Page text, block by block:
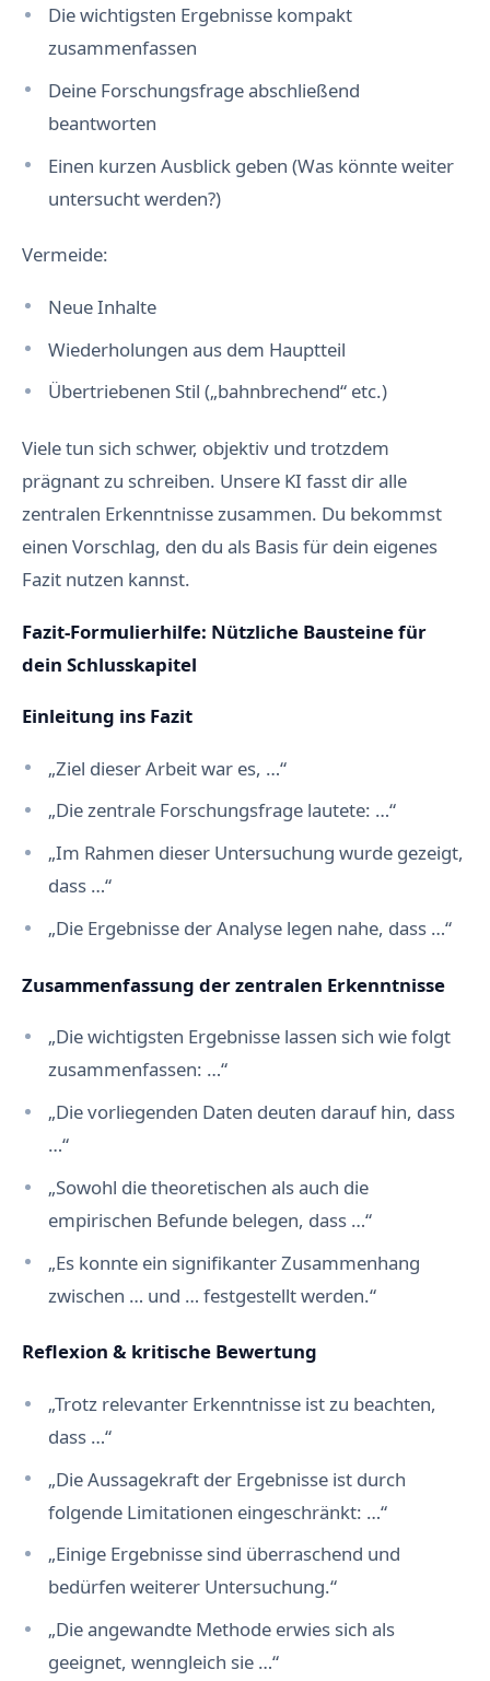
Die wichtigsten Ergebnisse kompakt
zusammenfassen
Deine Forschungsfrage abschließend
beantworten
Einen kurzen Ausblick geben (Was könnte weiter
untersucht werden?)
Vermeide:
Neue Inhalte
Wiederholungen aus dem Hauptteil
Übertriebenen Stil („bahnbrechend“ etc.)
Viele tun sich schwer, objektiv und trotzdem
prägnant zu schreiben. Unsere KI fasst dir alle
zentralen Erkenntnisse zusammen. Du bekommst
einen Vorschlag, den du als Basis für dein eigenes
Fazit nutzen kannst.
Fazit-Formulierhilfe: Nützliche Bausteine für
dein Schlusskapitel
Einleitung ins Fazit
„Ziel dieser Arbeit war es, …“
„Die zentrale Forschungsfrage lautete: …“
„Im Rahmen dieser Untersuchung wurde gezeigt,
dass …“
„Die Ergebnisse der Analyse legen nahe, dass …“
Zusammenfassung der zentralen Erkenntnisse
„Die wichtigsten Ergebnisse lassen sich wie folgt
zusammenfassen: …“
„Die vorliegenden Daten deuten darauf hin, dass
…“
„Sowohl die theoretischen als auch die
empirischen Befunde belegen, dass …“
„Es konnte ein signifikanter Zusammenhang
zwischen … und … festgestellt werden.“
Reflexion & kritische Bewertung
„Trotz relevanter Erkenntnisse ist zu beachten,
dass …“
„Die Aussagekraft der Ergebnisse ist durch
folgende Limitationen eingeschränkt: …“
„Einige Ergebnisse sind überraschend und
bedürfen weiterer Untersuchung.“
„Die angewandte Methode erwies sich als
geeignet, wenngleich sie …“